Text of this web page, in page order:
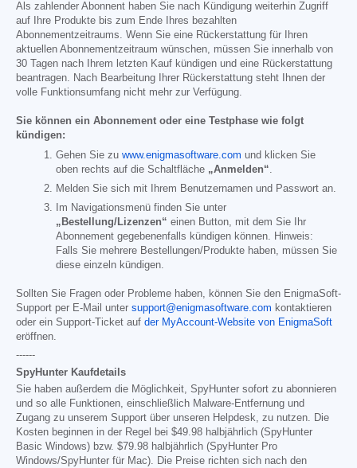
Als zahlender Abonnent haben Sie nach Kündigung weiterhin Zugriff
auf Ihre Produkte bis zum Ende Ihres bezahlten
Abonnementzeitraums. Wenn Sie eine Rückerstattung für Ihren
aktuellen Abonnementzeitraum wünschen, müssen Sie innerhalb von
30 Tagen nach Ihrem letzten Kauf kündigen und eine Rückerstattung
beantragen. Nach Bearbeitung Ihrer Rückerstattung steht Ihnen der
volle Funktionsumfang nicht mehr zur Verfügung.
Sie können ein Abonnement oder eine Testphase wie folgt
kündigen:
Gehen Sie zu www.enigmasoftware.com und klicken Sie
oben rechts auf die Schaltfläche „Anmelden“
Melden Sie sich mit Ihrem Benutzernamen und Passwort an.
Im Navigationsmenü finden Sie unter
„Bestellung/Lizenzen“ einen Button, mit dem Sie Ihr
Abonnement gegebenenfalls kündigen können. Hinweis:
Falls Sie mehrere Bestellungen/Produkte haben, müssen Sie
diese einzeln kündigen.
Sollten Sie Fragen oder Probleme haben, können Sie den EnigmaSoft-
Support per E-Mail unter support@enigmasoftware.com kontaktieren
oder ein Support-Ticket auf der MyAccount-Website von EnigmaSoft
eröffnen.
------
SpyHunter Kaufdetails
Sie haben außerdem die Möglichkeit, SpyHunter sofort zu abonnieren
und so alle Funktionen, einschließlich Malware-Entfernung und
Zugang zu unserem Support über unseren Helpdesk, zu nutzen. Die
Kosten beginnen in der Regel bei $49.98 halbjährlich (SpyHunter
Basic Windows) bzw. $79.98 halbjährlich (SpyHunter Pro
Windows/SpyHunter für Mac). Die Preise richten sich nach den